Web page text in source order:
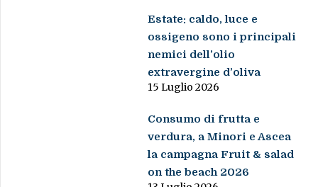
Estate: caldo, luce e
ossigeno sono i principali
nemici dell’olio
extravergine d’oliva
15 Luglio 2026
Consumo di frutta e
verdura, a Minori e Ascea
la campagna Fruit & salad
on the beach 2026